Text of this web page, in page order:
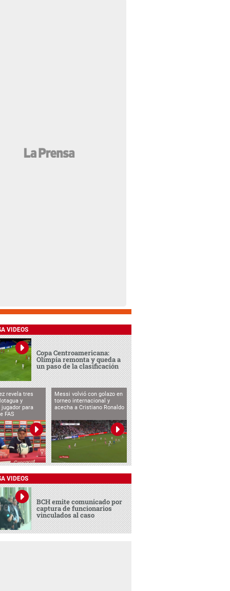
VIDEOS
Copa Centroamericana:
Olimpia remonta y queda a
un paso de la clasificación
revela tres
y
para
FAS
Messi volvió con golazo en
torneo internacional y
acecha a Cristiano Ronaldo
VIDEOS
BCH emite comunicado por
captura de funcionarios
vinculados al caso